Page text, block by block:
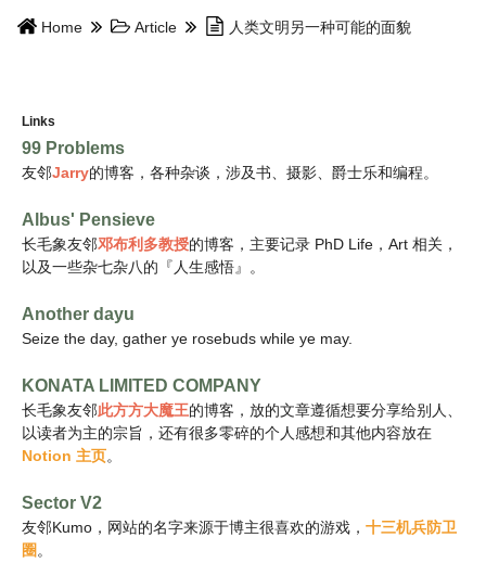
Home Article 人类文明另一种可能的面貌
Links
99 Problems
友邻Jarry的博客，各种杂谈，涉及书、摄影、爵士乐和编程。
Albus' Pensieve
长毛象友邻邓布利多教授的博客，主要记录 PhD Life，Art 相关，
以及一些杂七杂八的『人生感悟』。
Another dayu
Seize the day, gather ye rosebuds while ye may.
KONATA LIMITED COMPANY
长毛象友邻此方方大魔王的博客，放的文章遵循想要分享给别人、
以读者为主的宗旨，还有很多零碎的个人感想和其他内容放在
Notion 主页。
Sector V2
友邻Kumo，网站的名字来源于博主很喜欢的游戏， 十三机兵防卫
圈 。